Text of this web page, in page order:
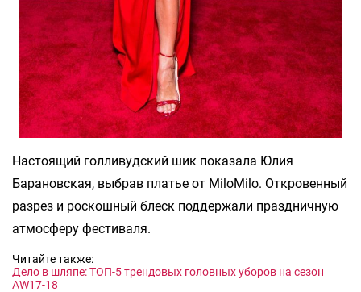
Настоящий голливудский шик показала Юлия
Барановская, выбрав платье от MiloMilo. Откровенный
разрез и роскошный блеск поддержали праздничную
атмосферу фестиваля.
Читайте также:
Дело в шляпе: ТОП-5 трендовых головных уборов на сезон
AW17-18